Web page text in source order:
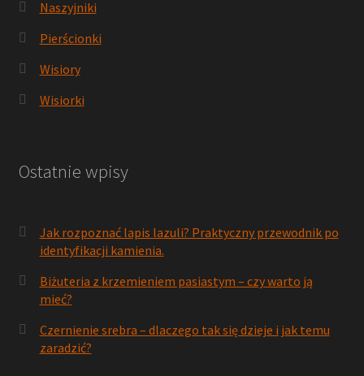
Naszyjniki
Pierścionki
Wisiory
Wisiorki
Ostatnie wpisy
Jak rozpoznać lapis lazuli? Praktyczny przewodnik po
identyfikacji kamienia.
Biżuteria z krzemieniem pasiastym – czy warto ją
mieć?
Czernienie srebra – dlaczego tak się dzieje i jak temu
zaradzić?